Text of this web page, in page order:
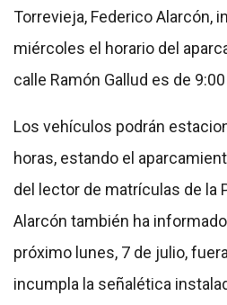
Torrevieja, Federico Alarcón,
miércoles el horario del
calle Ramón Gallud es de
Los vehículos podrán
horas, estando el
del lector de matrículas de la
Alarcón también ha informado
próximo lunes, 7 de julio,
incumpla la señalética